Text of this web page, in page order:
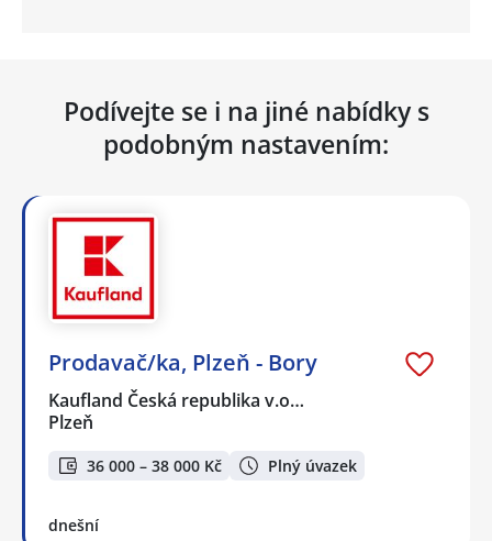
Podívejte se i na jiné nabídky s
podobným nastavením:
Prodavač/ka, Plzeň - Bory
Kaufland Česká republika v.o…
Plzeň
36 000 – 38 000 Kč Plný úvazek
dnešní